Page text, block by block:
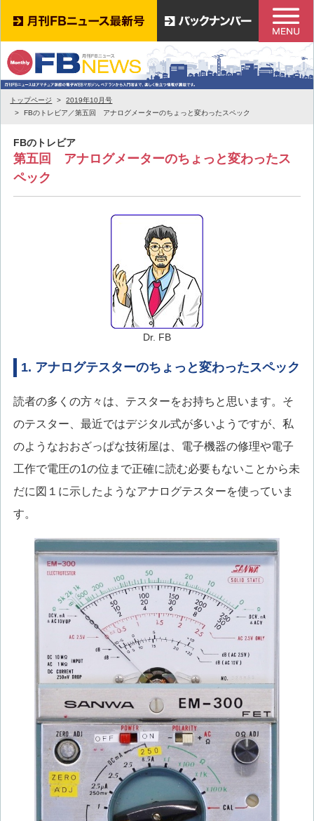
トップページ
2019年10月号
FBのトレビア／第五回 アナログメーターのちょっと変わったスペック
FBのトレビア
第五回 アナログメーターのちょっと変わったス
ペック
Dr. FB
1. アナログテスターのちょっと変わったスペック
読者の多くの方々は、テスターをお持ちと思います。そ
のテスター、最近ではデジタル式が多いようですが、私
のようなおおざっぱな技術屋は、電子機器の修理や電子
工作で電圧の1の位まで正確に読む必要もないことから未
だに図１に示したようなアナログテスターを使っていま
す。